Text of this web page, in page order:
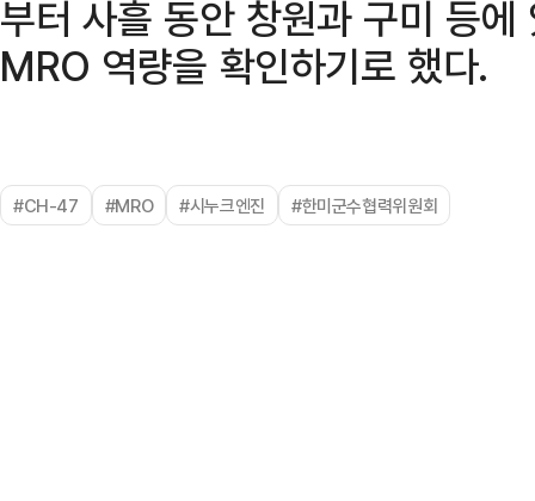
부터 사흘 동안 창원과 구미 등
MRO 역량을 확인하기로 했다.
#CH-47 #MRO #시누크엔진 #한미군수협력위원회